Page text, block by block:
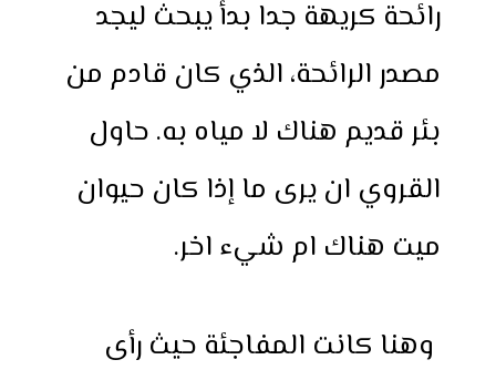
رائحة كريهة جدا بدأ يبحث ليجد
مصدر الرائحة، الذي كان قادم من
بئر قديم هناك لا مياه به. حاول
القروي ان يرى ما إذا كان حيوان
ميت هناك ام شيء اخر.
وهنا كانت المفاجئة حيث رأى